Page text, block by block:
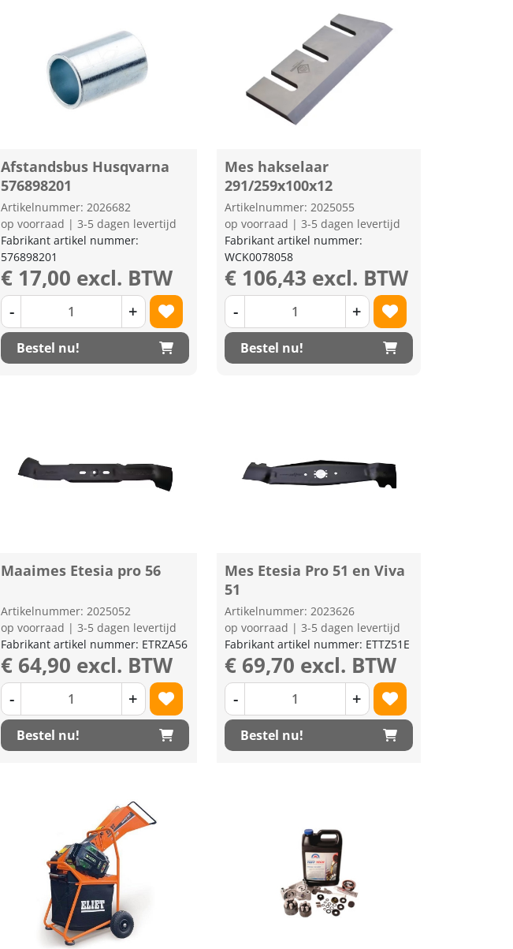
Afstandsbus Husqvarna
576898201
Artikelnummer: 2026682
op voorraad | 3-5 dagen levertijd
Fabrikant artikel nummer:
576898201
€ 17,00 excl. BTW
- +
Bestel nu!
Mes hakselaar
291/259x100x12
Artikelnummer: 2025055
op voorraad | 3-5 dagen levertijd
Fabrikant artikel nummer:
WCK0078058
€ 106,43 excl. BTW
- +
Bestel nu!
Maaimes Etesia pro 56
Artikelnummer: 2025052
op voorraad | 3-5 dagen levertijd
Fabrikant artikel nummer: ETRZA56
€ 64,90 excl. BTW
- +
Bestel nu!
Mes Etesia Pro 51 en Viva
51
Artikelnummer: 2023626
op voorraad | 3-5 dagen levertijd
Fabrikant artikel nummer: ETTZ51E
€ 69,70 excl. BTW
- +
Bestel nu!